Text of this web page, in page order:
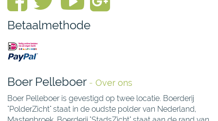
Betaalmethode
Boer Pelleboer - Over ons
Boer Pelleboer is gevestigd op twee locatie. Boerderij
"PolderZicht" staat in de oudste polder van Nederland,